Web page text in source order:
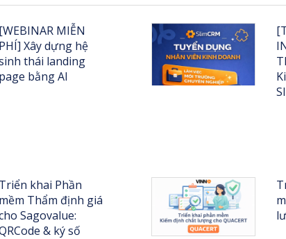
[WEBINAR MIỄN
PHÍ] Xây dựng hệ
thái landing
page bằng AI
Triển khai Phần
mềm Thẩm định giá
Sagovalue:
& ký số